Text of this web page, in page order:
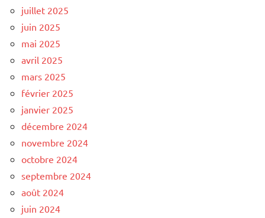
juillet 2025
juin 2025
mai 2025
avril 2025
mars 2025
février 2025
janvier 2025
décembre 2024
novembre 2024
octobre 2024
septembre 2024
août 2024
juin 2024